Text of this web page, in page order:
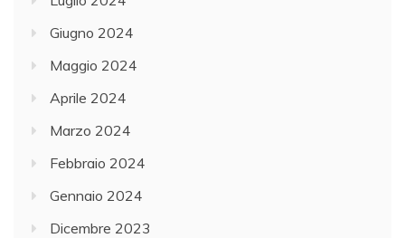
Giugno 2024
Maggio 2024
Aprile 2024
Marzo 2024
Febbraio 2024
Gennaio 2024
Dicembre 2023